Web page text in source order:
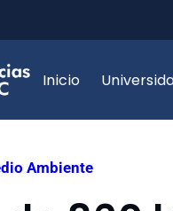
Inicio
Ambiente